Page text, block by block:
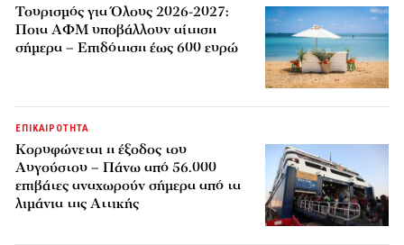
Τουρισμός για Όλους 2026-2027:
Ποια ΑΦΜ υποβάλλουν αίτηση
σήμερα – Επιδότηση έως 600 ευρώ
ΕΠΙΚΑΙΡΟΤΗΤΑ
Κορυφώνεται η έξοδος του
Αυγούστου – Πάνω από 56.000
επιβάτες αναχωρούν σήμερα από τα
λιμάνια της Αττικής